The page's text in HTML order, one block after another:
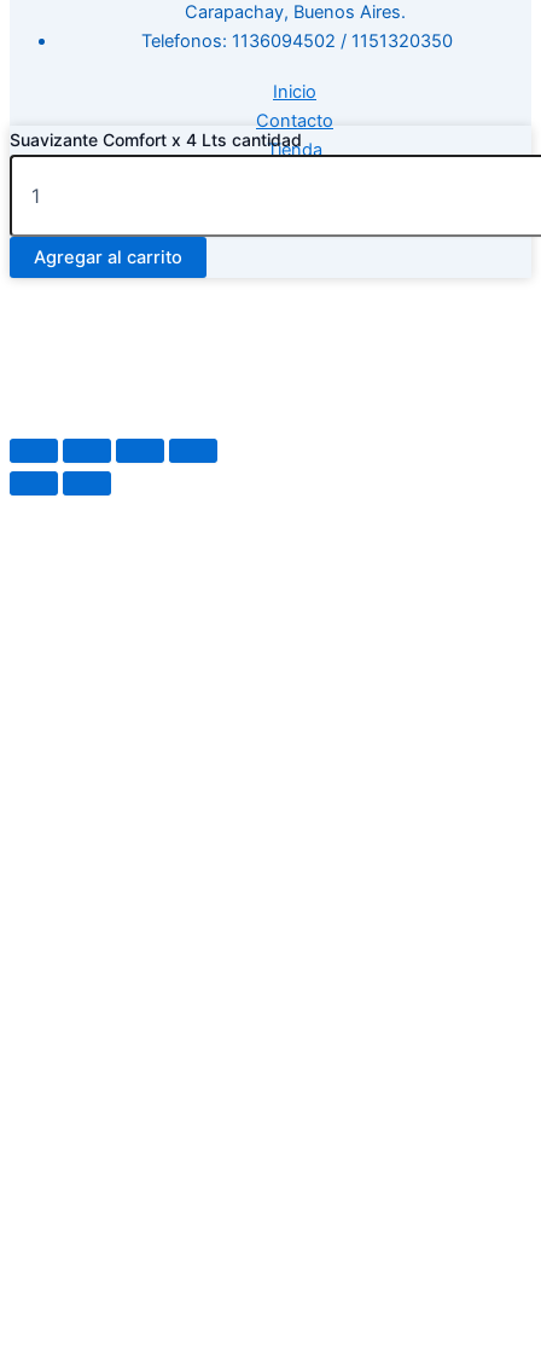
Carapachay, Buenos Aires.
Telefonos: 1136094502 / 1151320350
Inicio
Contacto
Tienda
Suavizante Comfort x 4 Lts cantidad
Agregar al carrito